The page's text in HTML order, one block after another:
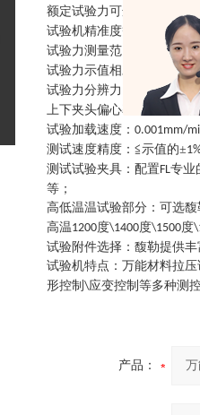
额定试验力可选
0~30KN，
试验机精准度等级
1级/0.5
试验力测量范围
0.2%-
试验力示值相对误差
≦示
试验力分辨力
试验力的1/
上下夹头偏心率
： ％8%
试验加载速度 ： 0.001mm/
测试速度精度 ： ≦示值的±
测试试验夹具 ： 配置FL专业
等 ；
高低温温试验部分 ： 可选馥
高温1200度\1400度\1500度
试验附件选择 ： 馥勒提供
试验机特点 ： 万能材料拉
形控制 \应变控制等多种测
产品：